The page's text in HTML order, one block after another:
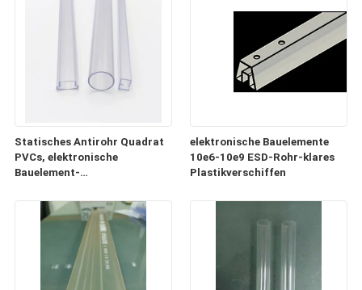
Statisches Antirohr Quadrat
PVCs, elektronische
Bauelement-
elektronische Bauelemente
10e6-10e9 ESD-Rohr-klares
Plastikverschiffen